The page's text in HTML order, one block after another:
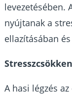
levezetésében.
nyújtanak a
ellazításában
A hasi légzés